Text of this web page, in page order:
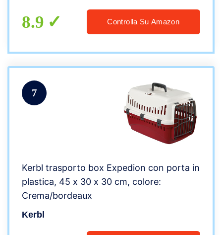
8.9 Controlla Su Amazon
7
Kerbl trasporto box Expedion con porta in
plastica, 45 x 30 x 30 cm, colore:
Crema/bordeaux
Kerbl